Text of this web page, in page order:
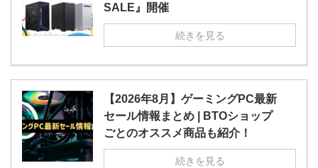
SALE』開催
続きを見る
【2026年8月】ゲーミングPC最新
セール情報まとめ | BTOショップ
ごとのオススメ商品も紹介！
続きを見る